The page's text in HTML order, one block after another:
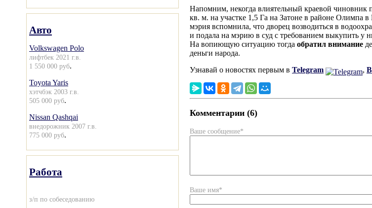
Авто
Volkswagen Polo
лифтбек 2021 г.в.
1 550 000 руб.
Toyota Yaris
хэтчбэк 2003 г.в.
505 000 руб.
Nissan Qashqai
внедорожник 2007 г.в.
775 000 руб.
Работа
з/п по собеседованию
Напомним, некогда влиятельный краевой
кв. м. на участке 1,5 Га на Затоне в районе Олимпа
мэрия вспомнила, что дворец возводиться в
и подала на мэрию в суд с требованием выкупить у
На вопиющую ситуацию тогда обратил внимание
деньги народа.
Узнавай о новостях первым в Telegram ,
Комментарии (6)
Ваше сообщение*
Ваше имя*